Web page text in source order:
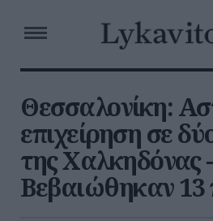
Θεσσαλονίκη:
επιχείρηση σε
της Χαλκηδόνας -
Βεβαιώθηκαν 13